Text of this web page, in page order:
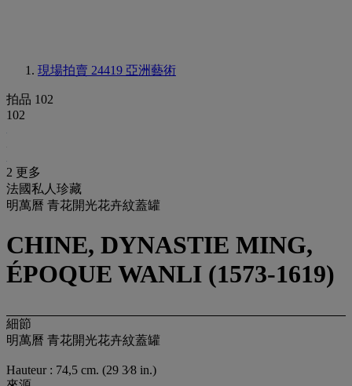
現場拍賣 24419 亞洲藝術
拍品 102
102
2 更多
法國私人珍藏
明萬曆 青花開光花卉紋蓋罐
CHINE, DYNASTIE MING,
ÉPOQUE WANLI (1573-1619)
細節
明萬曆 青花開光花卉紋蓋罐
Hauteur : 74,5 cm. (29 3⁄8 in.)